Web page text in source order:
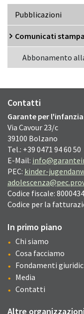
Pubblicazioni
Comunicati stampa
Abbonamento
Contatti
Garante per
Via Cavour 23/c
39100 Bolzano
Tel.: +39 0471 94 60 50
E-Mail:
PEC: kinder-
Codice fiscale:
Codice per la
In primo piano
Chi siamo
Cosa facciamo
Fondamenti
Media
Contatti
Altre